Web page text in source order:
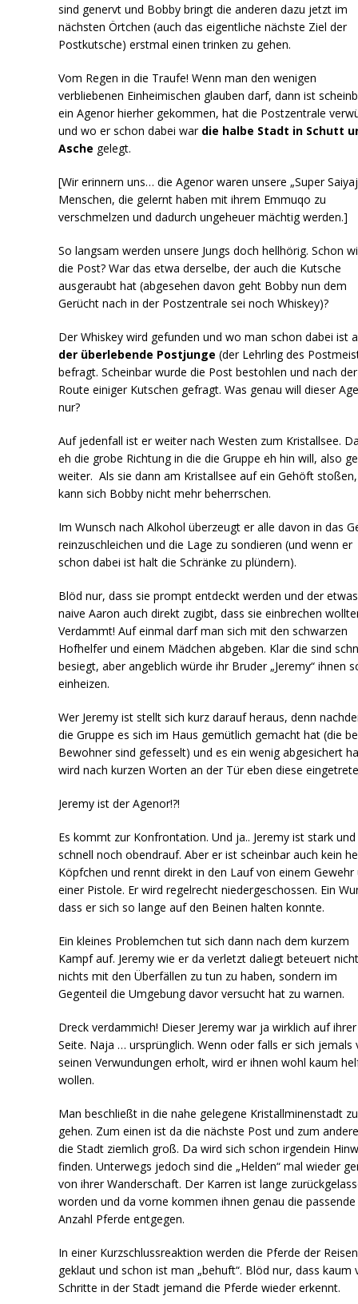
sind genervt und Bobby bringt die anderen dazu jetzt im
nächsten Örtchen (auch das eigentliche nächste Ziel der
Postkutsche) erstmal einen trinken zu gehen.
Vom Regen in die Traufe! Wenn man denwenigen
verbliebenen Einheimischen glauben darf, dann ist s
ein Agenor hierher gekommen, hat die Postzentrale
und wo er schon dabei war die halbe Stadt in Schutt
Asche gelegt.
[Wir erinnern uns… die Agenor waren unsere „Super
Menschen, die gelernt haben mit ihrem Emmuqo zu
verschmelzen und dadurch ungeheuer mächtig werden.]
So langsam werden unsere Jungs doch hellhörig. Schon
die Post? War das etwa derselbe, der auch die Kutsche
ausgeraubt hat (abgesehen davon geht Bobby nun dem
Gerücht nach in der Postzentrale sei noch Whiskey)?
Der Whiskey wird gefunden und wo man schon dabei ist
der überlebende Postjunge (der Lehrling des
befragt. Scheinbar wurde die Post bestohlen und nach der
Route einiger Kutschen gefragt. Was genau will dieser
nur?
Auf jedenfall ist er weiter nach Westen zum Kristallsee.
eh die grobe Richtung in die die Gruppe eh hin will, also
weiter. Als sie dann am Kristallsee auf ein Gehöft stoßen,
kann sich Bobby nicht mehr beherrschen.
Im Wunsch nach Alkohol überzeugt er alle davon in das
reinzuschleichen und die Lage zu sondieren (und wenn er
schon dabei ist halt die Schränke zu plündern).
Blöd nur, dass sie prompt entdeckt werden und der etwas
naive Aaron auch direkt zugibt, dass sie einbrechen
Verdammt! Auf einmal darf man sich mit den schwarzen
Hofhelfer und einem Mädchen abgeben. Klar die sind
besiegt, aber angeblich würde ihr Bruder „Jeremy“ ihnen
einheizen.
Wer Jeremy ist stellt sich kurz darauf heraus, denn
die Gruppe es sich im Haus gemütlich gemacht hat (die
Bewohner sind gefesselt) und es ein wenig abgesichert
wird nach kurzen Worten an der Tür eben diese
Jeremy ist der Agenor!?!
Es kommt zur Konfrontation. Und ja.. Jeremy ist stark und
schnell noch obendrauf. Aber er ist scheinbar auch kein
Köpfchen und rennt direkt in den Lauf von einem Gewehr
einer Pistole. Er wird regelrecht niedergeschossen. Ein
dass er sich so lange auf den Beinen halten konnte.
Ein kleines Problemchen tut sich dann nach dem kurzem
Kampf auf. Jeremy wie er da verletzt daliegt beteuert
nichts mit den Überfällen zu tun zu haben, sondern im
Gegenteil die Umgebung davor versucht hat zu warnen.
Dreck verdammich! Dieser Jeremy war ja wirklich auf ihrer
Seite. Naja … ursprünglich. Wenn oder falls er sich jemals
seinen Verwundungen erholt, wird er ihnen wohl kaum
wollen.
Man beschließt in die nahe gelegene Kristallminenstadt zu
gehen. Zum einen ist da die nächste Post und zum
die Stadt ziemlich groß. Da wird sich schon irgendein
finden. Unterwegs jedoch sind die „Helden“ mal wieder
von ihrer Wanderschaft. Der Karren ist lange
worden und da vorne kommen ihnen genau die passende
Anzahl Pferde entgegen.
In einer Kurzschlussreaktion werden die Pferde der
geklaut und schon ist man „behuft“. Blöd nur, dass kaum
Schritte in der Stadt jemand die Pferde wieder erkennt.